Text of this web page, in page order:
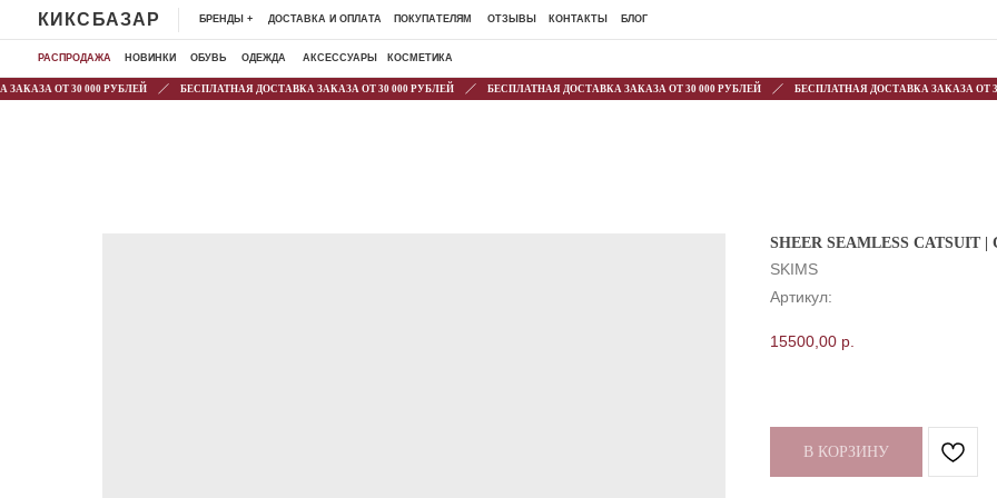
ОТ 30 000 РУБЛЕЙ БЕСПЛАТНАЯ ДОСТАВКА ЗАКАЗА ОТ 30 000 РУБЛЕЙ БЕСПЛАТНАЯ ДОСТАВКА ЗАКАЗА ОТ 30 000 РУБЛЕЙ БЕСПЛАТНАЯ ДОСТАВКА ЗАКАЗА ОТ 30
ДОСТАВКА И ОПЛАТА
НОВИНКИ
РАСПРОДАЖА ОБУВЬ ОДЕЖДА АКСЕССУАРЫ КОСМЕТИКА
ПОКУПАТЕЛЯМ
БРЕНДЫ + ОТЗЫВЫ КОНТАКТЫ БЛОГ
КИКСБАЗАР
SHEER SEAMLESS CATSUIT |
SKIMS
Артикул:
15500,00 р.
В КОРЗИНУ